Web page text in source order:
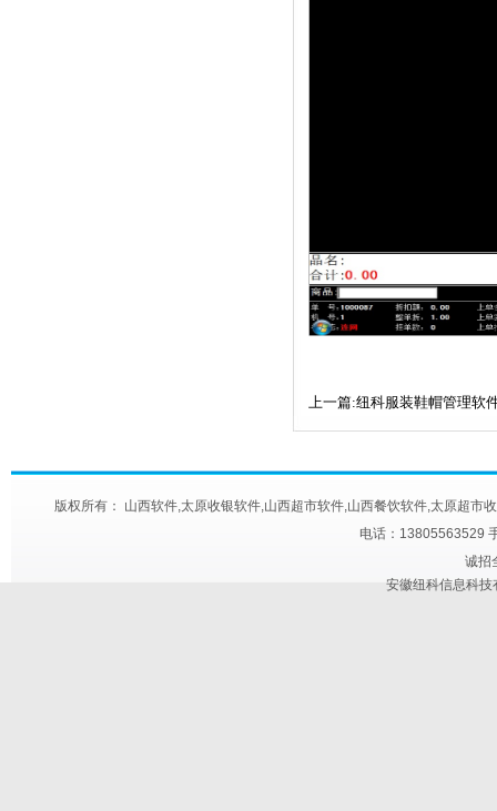
上一篇:纽科服装鞋帽管理软
版权所有： 山西软件,太原收银软件,山西超市软件,山西餐饮软件,太原超
电话：13805563529
诚招
安徽纽科信息科